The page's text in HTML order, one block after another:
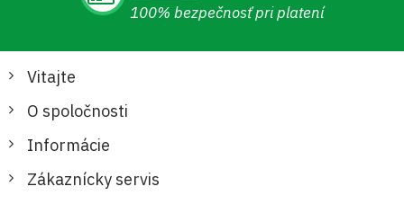
100% bezpečnosť pri platení
Vitajte
O spoločnosti
Informácie
Zákaznícky servis